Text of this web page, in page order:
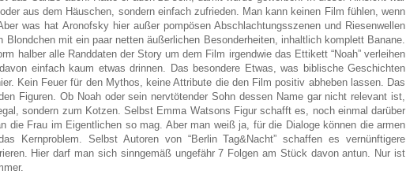
aus dem Häuschen, sondern einfach zufrieden. Man kann keinen Film fühlen, wenn
was hat Aronofsky hier außer pompösen Abschlachtungsszenen und Riesenwellen
Blondchen mit ein paar netten äußerlichen Besonderheiten, inhaltlich komplett Banane.
halber alle Randdaten der Story um dem Film irgendwie das Ettikett “Noah” verleihen
einfach kaum etwas drinnen. Das besondere Etwas, was biblische Geschichten
Kein Feuer für den Mythos, keine Attribute die den Film positiv abheben lassen. Das
Figuren. Ob Noah oder sein nervtötender Sohn dessen Name gar nicht relevant ist,
sondern zum Kotzen. Selbst Emma Watsons Figur schafft es, noch einmal darüber
die Frau im Eigentlichen so mag. Aber man weiß ja, für die Dialoge können die armen
Kernproblem. Selbst Autoren von “Berlin Tag&Nacht” schaffen es vernünftigere
Hier darf man sich sinngemäß ungefähr 7 Folgen am Stück davon antun. Nur ist